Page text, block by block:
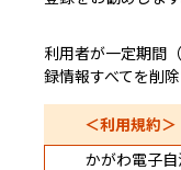
利用者が一定期間
録情報すべてを削除
＜利用規約＞
かがわ電子